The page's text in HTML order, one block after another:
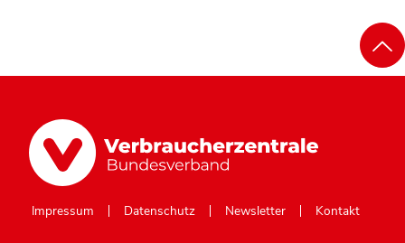
Impressum Datenschutz Newsletter Kontakt